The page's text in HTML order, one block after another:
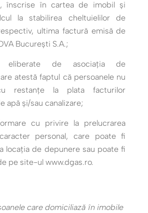
înscrise în cartea de imobil şi
la stabilirea cheltuielilor de
ultima factură emisă de
Bucureşti S.A.;
eliberate de asociaţia de
atestă faptul că persoanele nu
restanţe la plata facturilor
apă și/sau canalizare;
cu privire la prelucrarea
personal, care poate fi
locaţia de depunere sau poate fi
pe site-ul www.dgas.ro.
care domiciliază în imobile